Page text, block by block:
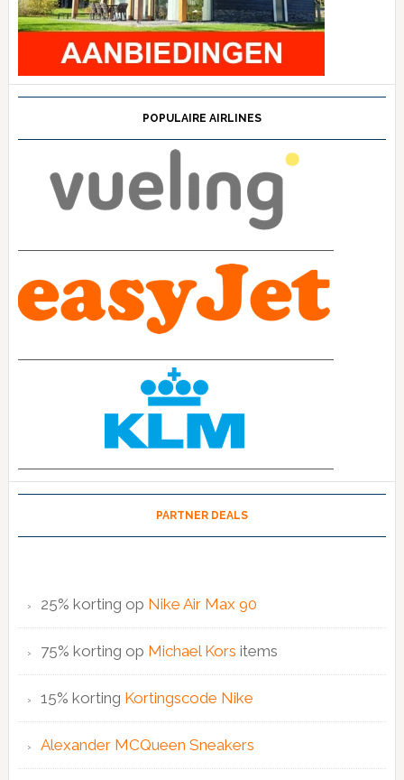
POPULAIRE AIRLINES
PARTNER DEALS
25% korting op Nike Air Max 90
75% korting op Michael Kors items
15% korting Kortingscode Nike
Alexander MCQueen Sneakers